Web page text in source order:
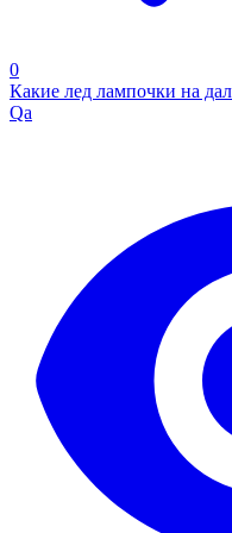
0
Какие лед лампочки на
Qa